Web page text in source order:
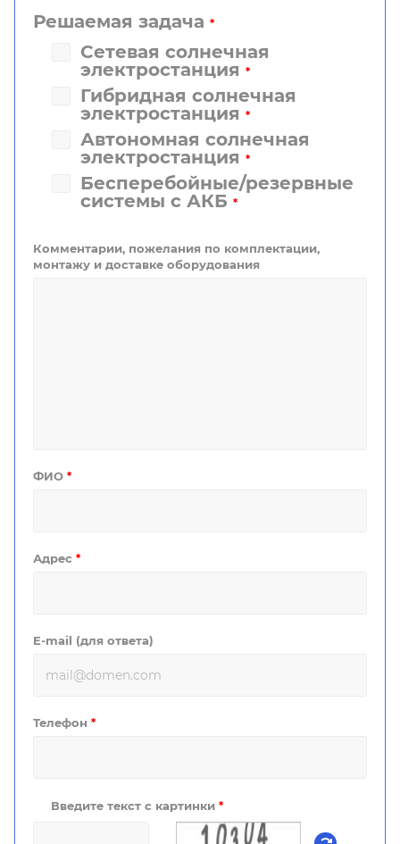
Решаемая задача *
Сетевая солнечная
электростанция *
Гибридная солнечная
электростанция *
Автономная солнечная
электростанция *
Бесперебойные/резервные
системы с АКБ *
Комментарии, пожелания по комплектации,
монтажу и доставке оборудования
ФИО *
Адрес *
E-mail (для ответа)
Телефон *
Введите текст с картинки *